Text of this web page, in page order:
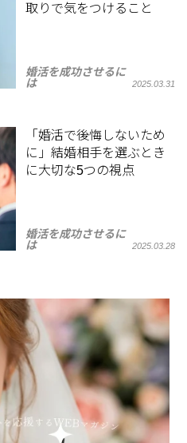
取りで気をつけること
婚活を成功させるに
は
2025.03.31
「婚活で後悔しないため
に」結婚相手を選ぶとき
に大切な5つの視点
婚活を成功させるに
は
2025.03.28